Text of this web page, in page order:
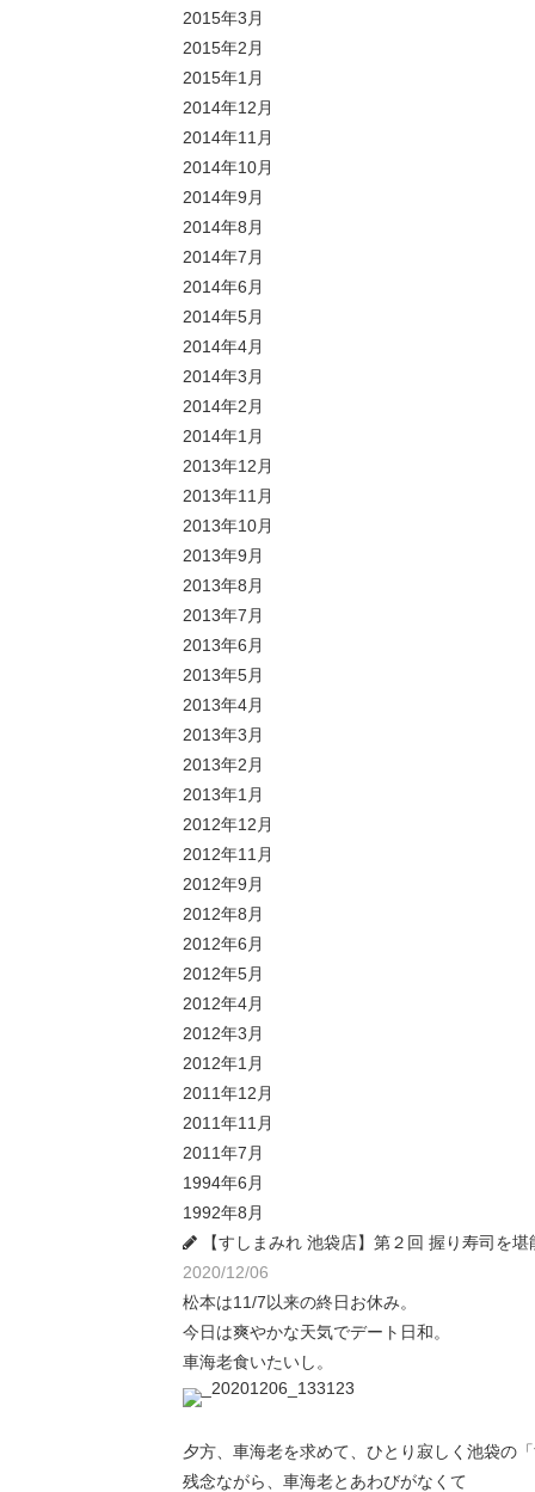
2015年3月
2015年2月
2015年1月
2014年12月
2014年11月
2014年10月
2014年9月
2014年8月
2014年7月
2014年6月
2014年5月
2014年4月
2014年3月
2014年2月
2014年1月
2013年12月
2013年11月
2013年10月
2013年9月
2013年8月
2013年7月
2013年6月
2013年5月
2013年4月
2013年3月
2013年2月
2013年1月
2012年12月
2012年11月
2012年9月
2012年8月
2012年6月
2012年5月
2012年4月
2012年3月
2012年1月
2011年12月
2011年11月
2011年7月
1994年6月
1992年8月
【すしまみれ 池袋店】第２回 握り寿司を堪
2020/12/06
松本は11/7以来の終日お休み。
今日は爽やかな天気でデート日和。
車海老食いたいし。
夕方、車海老を求めて、ひとり寂しく池袋の
残念ながら、車海老とあわびがなくて